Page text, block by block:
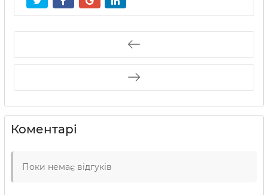
Коментарі
Поки немає відгуків